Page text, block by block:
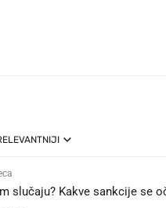
slučaju? Kakve sankcije se